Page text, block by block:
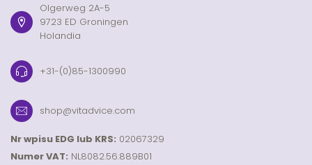
Olgerweg 2A-5
9723 ED Groningen
Holandia
+31-(0)85-1300990
shop@vitadvice.com
Nr wpisu EDG lub KRS: 02067329
Numer VAT: NL8082.56.889B01